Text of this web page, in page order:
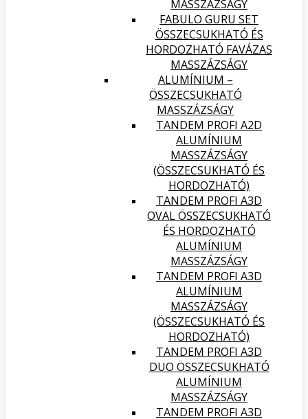
MASSZÁZSÁGY
FABULO GURU SET
ÖSSZECSUKHATÓ ÉS
HORDOZHATÓ FAVÁZAS
MASSZÁZSÁGY
ALUMÍNIUM –
ÖSSZECSUKHATÓ
MASSZÁZSÁGY
TANDEM PROFI A2D
ALUMÍNIUM
MASSZÁZSÁGY
(ÖSSZECSUKHATÓ ÉS
HORDOZHATÓ)
TANDEM PROFI A3D
OVAL ÖSSZECSUKHATÓ
ÉS HORDOZHATÓ
ALUMÍNIUM
MASSZÁZSÁGY
TANDEM PROFI A3D
ALUMÍNIUM
MASSZÁZSÁGY
(ÖSSZECSUKHATÓ ÉS
HORDOZHATÓ)
TANDEM PROFI A3D
DUO ÖSSZECSUKHATÓ
ALUMÍNIUM
MASSZÁZSÁGY
TANDEM PROFI A3D